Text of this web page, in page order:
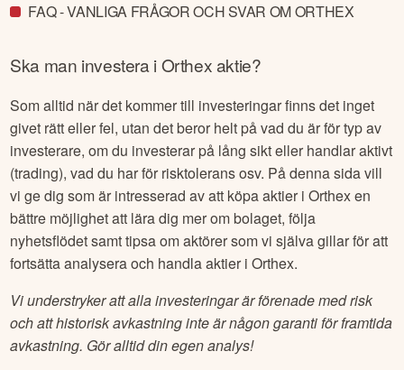
FAQ - VANLIGA FRÅGOR OCH SVAR OM ORTHEX
Ska man investera iOrthexaktie?
Som alltid när det kommer till investeringar finns det inget
givet rätt eller fel, utan det beror helt på vad du är för typ av
investerare, om du investerar på lång sikt eller handlar aktivt
(trading), vad du har för risktolerans osv. På denna sida vill
vi ge dig som är intresserad av att köpa aktier iOrthexen
bättre möjlighet att lära dig mer om bolaget, följa
nyhetsflödet samt tipsa om aktörer som vi själva gillar för att
fortsätta analysera och handla aktier iOrthex.
Vi understryker att alla investeringar är förenade med risk
och att historisk avkastning inte är någon garanti för framtida
avkastning. Gör alltid din egen analys!